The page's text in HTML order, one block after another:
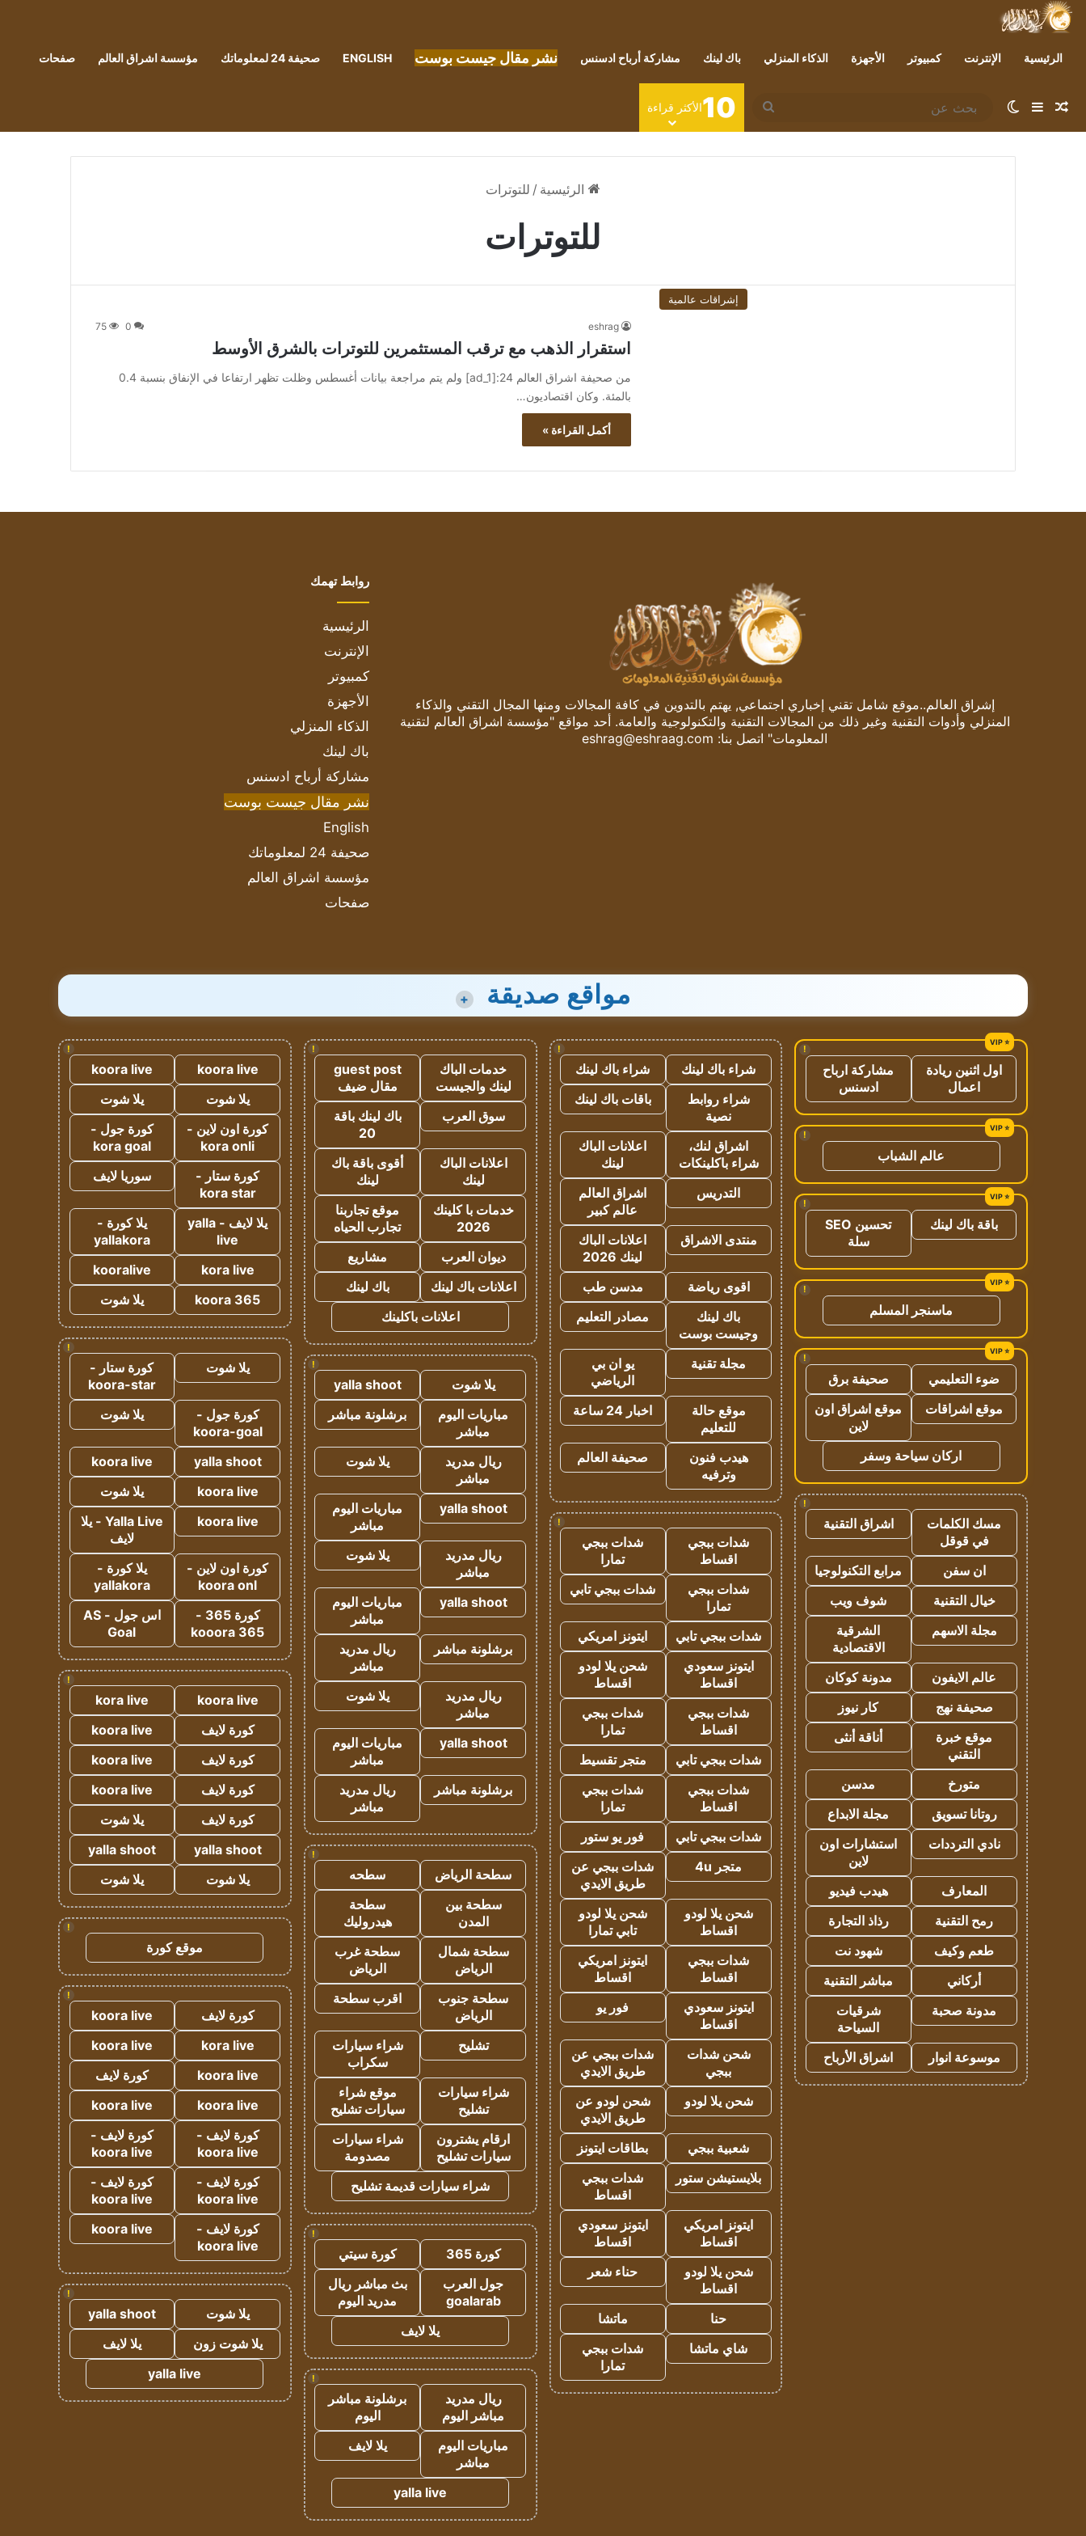
الرئيسية الإنترنت كمبيوتر الأجهزة الذكاء المنزلي باك لينك مشاركة أرباح ادسنس نشر مقال جيست بوست ENGLISH صحيفة 24 لمعلوماتك مؤسسة اشراق العالم صفحات
مقال عشوائي
إضافة عمود جانبي
الوضع المظلم
بحث
عن
10الأكثر قراءة
الرئيسية / للتوترات
للتوترات
إشراقات عالمية
eshrag
0
75
استقرار الذهب مع ترقب المستثمرين للتوترات بالشرق الأوسط
من صحيفة اشراق العالم 24:[ad_1] ولم يتم مراجعة بيانات أغسطس وظلت تظهر ارتفاعا في الإنفاق بنسبة 0.4
بالمئة. وكان اقتصاديون…
أكمل القراءة »
إشراق العالم..موقع شامل تقني إخباري اجتماعي, يهتم بالتدوين في كافة المجالات ومنها المجال التقني والذكاء
المنزلي وأدوات التقنية وغير ذلك من المجالات التقنية والتكنولوجية والعامة. أحد مواقع "مؤسسة اشراق العالم لتقنية
المعلومات" اتصل بنا: eshrag@eshraag.com
روابط تهمك
الرئيسية
الإنترنت
كمبيوتر
الأجهزة
الذكاء المنزلي
باك لينك
مشاركة أرباح ادسنس
نشر مقال جيست بوست
English
صحيفة 24 لمعلوماتك
مؤسسة اشراق العالم
صفحات
مواقع صديقة +
!
اول اثنين ريادة
اعمال
مشاركة ارباح
ادسنس
!
عالم الشباب
!
باقة باك لينك
تحسين SEO
سلة
!
ماسنجر المسلم
!
ضوء التعليمي
صحيفة برق
موقع اشراقات
موقع اشراق اون
لاين
اركان سياحة وسفر
!
مسك الكلمات
في قوقل
اشراق التقنية
ان سفن
مرابع التكنولوجيا
خيال التقنية
شوف ويب
مجلة الاسهم
الشرقية
الاقتصادية
عالم الايفون
مدونة كوكان
صحيفة نهج
كار نيوز
موقع خبرة
التقني
أناقة أنثى
متورخ
مدسن
روتانا تسويق
مجلة الابداع
نادي الترددات
استشارات اون
لاين
المعارف
هيدب فيديو
رمح التقنية
رذاذ التجارة
طعم وكيف
شهود نت
أركاني
مباشر التقنية
مدونة صحبة
شرقيات
السياحة
موسوعة انوار
اشراق الأرباح
!
شراء باك لينك
شراء باك لينك
شراء روابط
نصية
باقات باك لينك
اشراق لنك،
شراء باكلينكات
اعلانات الباك
لينك
التدريس
اشراق العالم
عالم كبير
منتدى الاشراق
اعلانات الباك
لينك 2026
اقوى رياضة
مدسن طب
باك لينك
وجيست بوست
مصادر التعليم
مجلة تقنية
يو ان بي
الرياضي
موقع حالة
للتعليم
اخبار 24 ساعة
هيدب فنون
وترفيه
صحيفة العالم
!
شدات ببجي
اقساط
شدات ببجي
تمارا
شدات ببجي
تمارا
شدات ببجي تابي
شدات ببجي تابي
ايتونز امريكي
ايتونز سعودي
اقساط
شحن يلا لودو
اقساط
شدات ببجي
اقساط
شدات ببجي
تمارا
شدات ببجي تابي
متجر تقسيط
شدات ببجي
اقساط
شدات ببجي
تمارا
شدات ببجي تابي
فور يو ستور
متجر 4u
شدات ببجي عن
طريق الايدي
شحن يلا لودو
اقساط
شحن يلا لودو
تابي تمارا
شدات ببجي
اقساط
ايتونز امريكي
اقساط
ايتونز سعودي
اقساط
فور يو
شحن شدات
ببجي
شدات ببجي عن
طريق الايدي
شحن يلا لودو
شحن لودو عن
طريق الايدي
شعبية ببجي
بطاقات ايتونز
بلايستيشن ستور
شدات ببجي
اقساط
ايتونز امريكي
اقساط
ايتونز سعودي
اقساط
شحن يلا لودو
اقساط
حناء شعر
حنا
ماتشا
شاي ماتشا
شدات ببجي
تمارا
!
خدمات الباك
لينك والجيست
guest post
مقال ضيف
سوق العرب
باك لينك باقة
20
اعلانات الباك
لينك
أقوى باقة باك
لينك
خدمات با كلينك
2026
موقع تجاربنا
تجارب الحياه
ديوان العرب
مشاريع
اعلانات باك لينك
باك لينك
اعلانات باكلينك
!
يلا شوت
yalla shoot
مباريات اليوم
مباشر
برشلونة مباشر
ريال مدريد
مباشر
يلا شوت
yalla shoot
مباريات اليوم
مباشر
ريال مدريد
مباشر
يلا شوت
yalla shoot
مباريات اليوم
مباشر
برشلونة مباشر
ريال مدريد
مباشر
ريال مدريد
مباشر
يلا شوت
yalla shoot
مباريات اليوم
مباشر
برشلونة مباشر
ريال مدريد
مباشر
!
سطحة الرياض
سطحه
سطحة بين
المدن
سطحة
هيدروليك
سطحة شمال
الرياض
سطحة غرب
الرياض
سطحة جنوب
الرياض
اقرب سطحة
تشليح
شراء سيارات
سكراب
شراء سيارات
تشليح
موقع شراء
سيارات تشليح
ارقام يشترون
سيارات تشليح
شراء سيارات
مصدومة
شراء سيارات قديمة تشليح
!
كورة 365
كورة سيتي
جول العرب
goalarab
بث مباشر ريال
مدريد اليوم
يلا لايف
!
ريال مدريد
مباشر اليوم
برشلونة مباشر
اليوم
مباريات اليوم
مباشر
يلا لايف
yalla live
!
koora live
koora live
يلا شوت
يلا شوت
كورة اون لاين -
kora onli
كورة جول -
kora goal
كورة ستار -
kora star
سوريا لايف
يلا لايف - yalla
live
يلا كورة -
yallakora
kora live
kooralive
koora 365
يلا شوت
!
يلا شوت
كورة ستار -
koora-star
كورة جول -
koora-goal
يلا شوت
yalla shoot
koora live
koora live
يلا شوت
koora live
Yalla Live - يلا
لايف
كورة اون لاين -
koora onl
يلا كورة -
yallakora
كورة 365 -
kooora 365
اس جول - AS
Goal
!
koora live
kora live
كورة لايف
koora live
كورة لايف
koora live
كورة لايف
koora live
كورة لايف
يلا شوت
yalla shoot
yalla shoot
يلا شوت
يلا شوت
!
موقع كورة
!
كورة لايف
koora live
kora live
koora live
koora live
كورة لايف
koora live
koora live
كورة لايف -
koora live
كورة لايف -
koora live
كورة لايف -
koora live
كورة لايف -
koora live
كورة لايف -
koora live
koora live
!
يلا شوت
yalla shoot
يلا شوت زون
يلا لايف
yalla live